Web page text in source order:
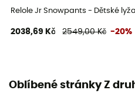
Relole Jr Snowpants - Dětské
2038,69 Kč 2549,00 Kč -20%
Oblíbené stránky Z